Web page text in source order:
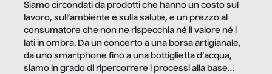
Siamo circondati da prodotti che hanno un costo sul
lavoro, sull’ambiente e sulla salute, e un prezzo al
consumatore che non ne rispecchia né il valore né i
lati in ombra. Da un concerto a una borsa artigianale,
da uno smartphone fino a una bottiglietta d’acqua,
siamo in grado di ripercorrere i processi alla base